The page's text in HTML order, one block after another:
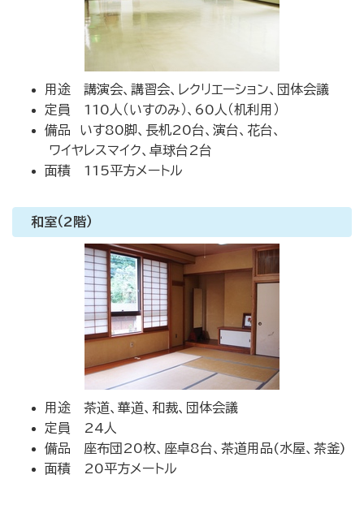
用途 講演会、講習会、レクリエーション、団体会議
定員 110人（いすのみ）、60人（机利用）
備品 いす80脚、長机20台、演台、花台、
ワイヤレスマイク、卓球台2台
面積 115平方メートル
和室（2階）
用途 茶道、華道、和裁、団体会議
定員 24人
備品 座布団20枚、座卓8台、茶道用品(水屋、茶釜)
面積 20平方メートル